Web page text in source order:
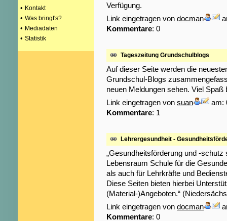
• Kontakt
• Was bringt's?
• Mediadaten
• Statistik
Verfügung.
Link eingetragen von docman
Kommentare: 0
Tageszeitung Grundschulblogs
Auf dieser Seite werden die
Grundschul-Blogs
neuen Meldungen sehen. Viel Spaß
Link eingetragen von suan
am:
Kommentare: 1
Lehrergesundheit -
„Gesundheitsförderung und -
Lebensraum Schule für die
als auch für Lehrkräfte und
Diese Seiten bieten hierbei
(Material-)Angeboten.“
Link eingetragen von docman
Kommentare: 0